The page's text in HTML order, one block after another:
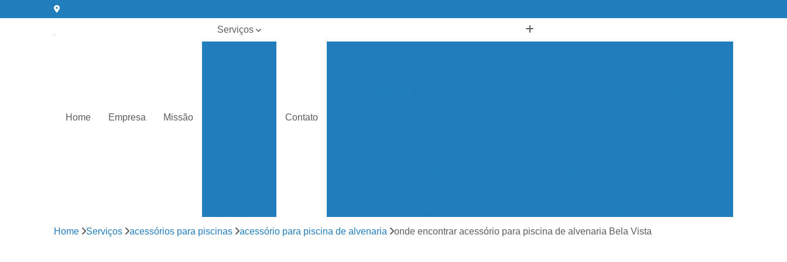
Home Empresa Missão
Serviços
Contato
Aquecedor Solar Piscina
Aquecedor de água para Piscina
Aquecedor de água Piscina
Home Serviços acessórios para piscinas acessório para piscina de alvenaria onde encontrar acessório para piscina de alvenaria Bela Vista